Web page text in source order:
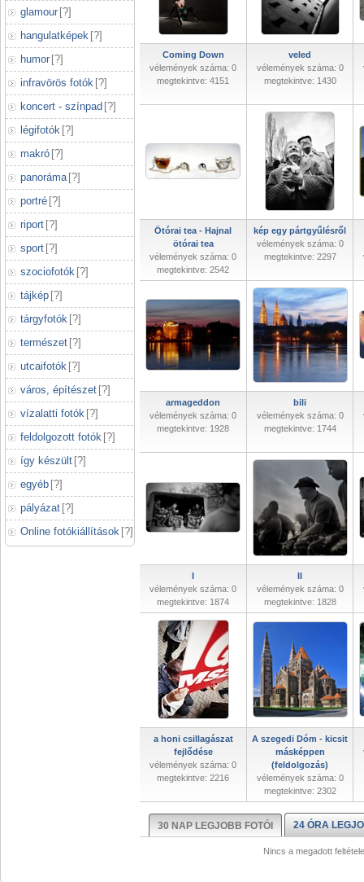
glamour [?]
hangulatképek [?]
humor [?]
infravörös fotók [?]
koncert - színpad [?]
légifotók [?]
makró [?]
panoráma [?]
portré [?]
riport [?]
sport [?]
szociofotók [?]
tájkép [?]
tárgyfotók [?]
természet [?]
utcaifotók [?]
város, építészet [?]
vízalatti fotók [?]
feldolgozott fotók [?]
így készült [?]
egyéb [?]
pályázat [?]
Online fotókiállítások [?]
Coming Down
vélemények száma: 0
megtekintve: 4151
veled
vélemények száma: 0
megtekintve: 1430
Ötórai tea - Hajnal
ötórai tea
vélemények száma: 0
megtekintve: 2542
kép egy pártgyűlésről
vélemények száma: 0
megtekintve: 2297
armageddon
vélemények száma: 0
megtekintve: 1928
bili
vélemények száma: 0
megtekintve: 1744
I
vélemények száma: 0
megtekintve: 1874
II
vélemények száma: 0
megtekintve: 1828
a honi csillagászat
fejlődése
vélemények száma: 0
megtekintve: 2216
A szegedi Dóm - kicsit
másképpen
(feldolgozás)
vélemények száma: 0
megtekintve: 2302
30 NAP LEGJOBB FOTÓI 24 ÓRA
Nincs a megadott